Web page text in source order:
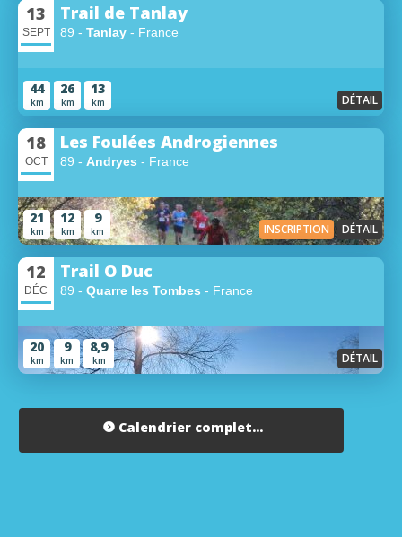
13
SEPT
Trail de Tanlay
89 - Tanlay - France
44
km
26
km
13
km DÉTAIL
18
OCT
Les Foulées Androgiennes
89 - Andryes - France
21
km
12
km
9
km INSCRIPTION DÉTAIL
12
DÉC
Trail O Duc
89 - Quarre les Tombes - France
20
km
9
km
8,9
km DÉTAIL
Calendrier complet...